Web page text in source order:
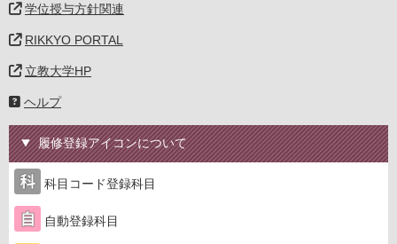
学位授与方針関連
RIKKYO PORTAL
立教大学HP
ヘルプ
履修登録アイコンについて
科目コード登録科目
自動登録科目